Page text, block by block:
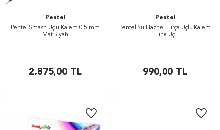
Pentel
Pentel Smash Uçlu Kalem 0.5 mm
Mat Siyah
2.875,00TL
Pentel
Pentel Su Hazneli Fırça Uçlu Kalem
Fine Uç
990,00 TL